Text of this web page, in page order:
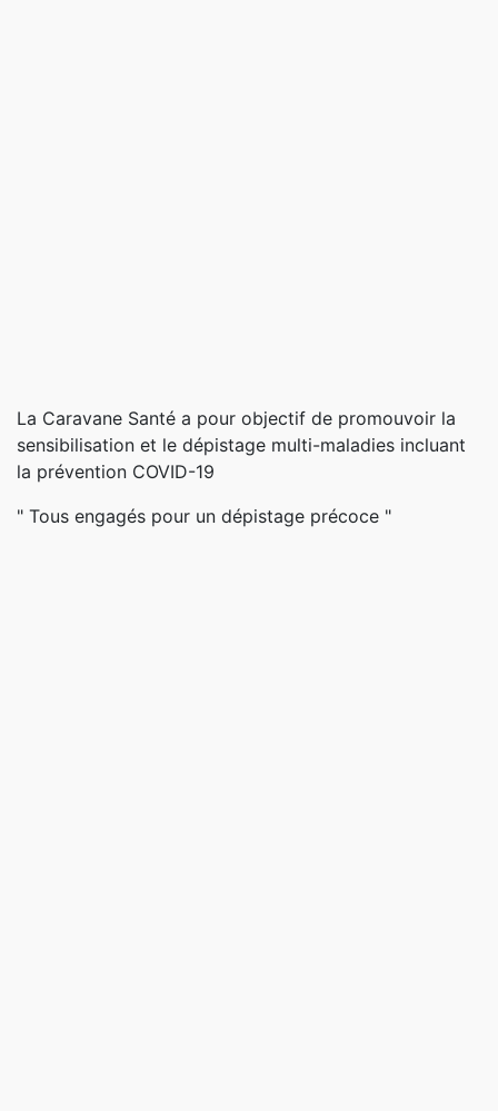
La Caravane Santé a pour objectif de promouvoir la
sensibilisation et le dépistage multi-maladies incluant
la prévention COVID-19
" Tous engagés pour un dépistage précoce "